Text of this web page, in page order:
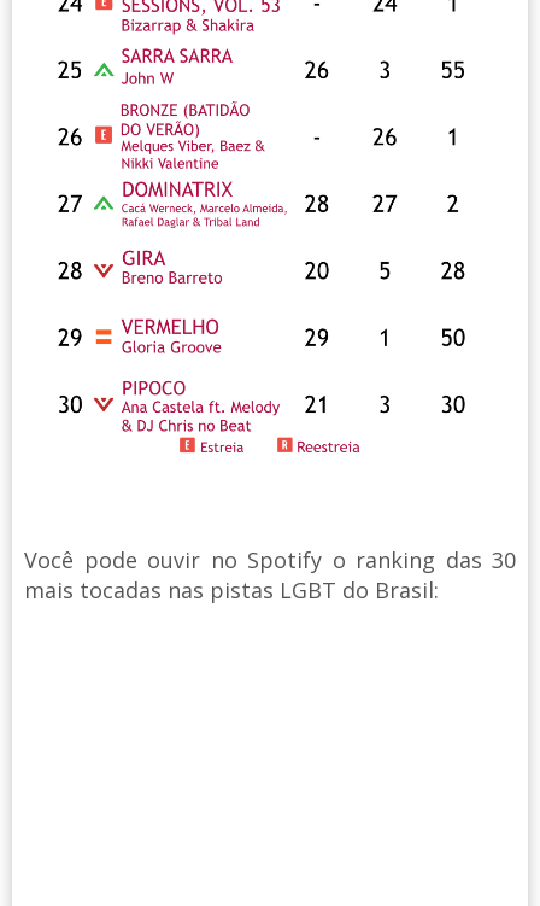
Você pode ouvir no Spotify o ranking das 30
mais tocadas nas pistas LGBT do Brasil: